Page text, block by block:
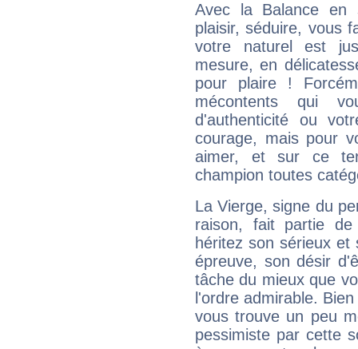
Avec la Balance en
plaisir, séduire, vous
votre naturel est
mesure, en
pour plaire !
mécontents qui
d'authenticité ou
courage, mais pour
aimer, et sur ce
champion toutes
La Vierge, signe du
raison, fait partie
héritez son sérieux
épreuve, son désir
tâche du mieux que
l'ordre admirable.
vous trouve un peu
pessimiste par cette